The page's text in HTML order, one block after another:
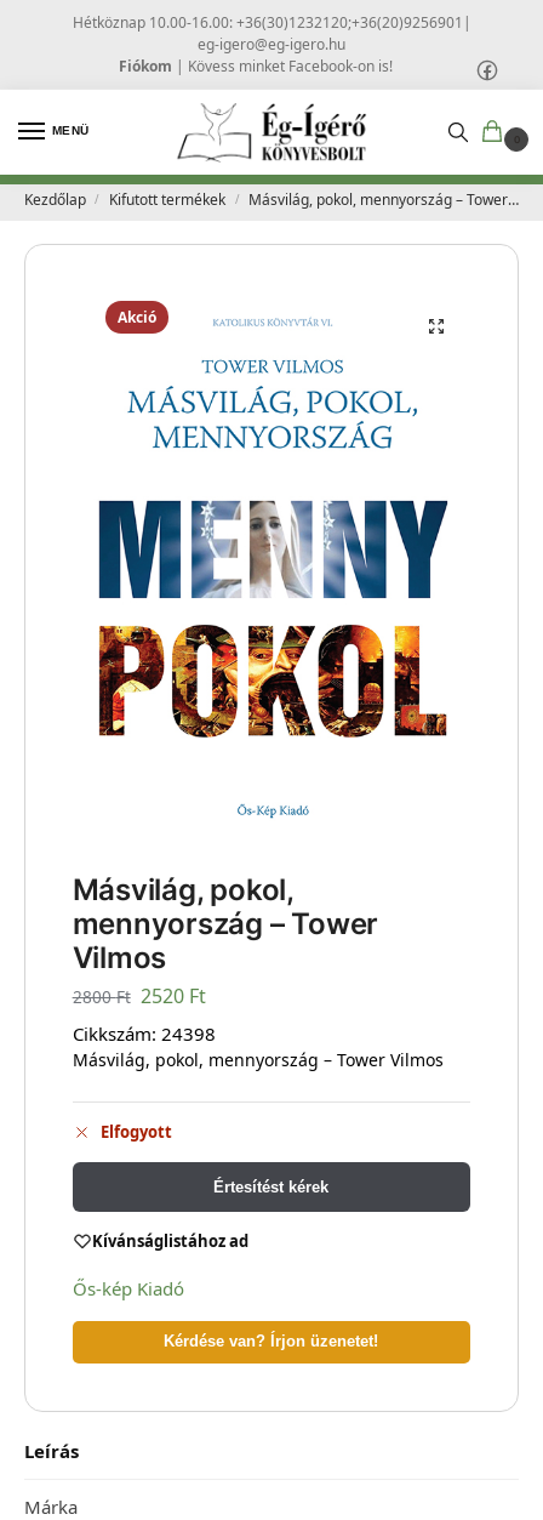
Hétköznap 10.00-16.00: +36(30)1232120;+36(20)9256901 |
eg-igero@eg-igero.hu
Fiókom | Kövess minket Facebook-on is!
MENÜ
0
Kezdőlap / Kifutott termékek / Másvilág, pokol, mennyország – Tower Vilmos
Akció
Másvilág, pokol,
mennyország – Tower
Vilmos
2800Ft 2520 Ft
Cikkszám: 24398
Másvilág, pokol, mennyország – Tower Vilmos
Elfogyott
Értesítést kérek
Kívánságlistához ad
Ős-kép Kiadó
Kérdése van? Írjon üzenetet!
Leírás
Márka